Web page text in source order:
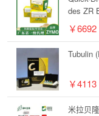
des ZR
￥6692
Tubulin
￥4113
米拉贝